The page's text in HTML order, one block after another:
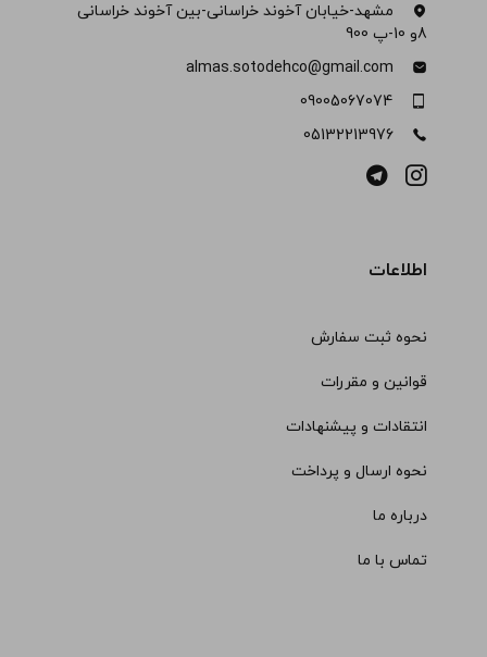
مشهد-خیابان آخوند خراسانی-بین آخوند خراسانی
8و 10-پ 900
almas.sotodehco@gmail.com
09005067074
05132213976
اطلاعات
نحوه ثبت سفارش
قوانین و مقررات
انتقادات و پیشنهادات
نحوه ارسال و پرداخت
درباره ما
تماس با ما